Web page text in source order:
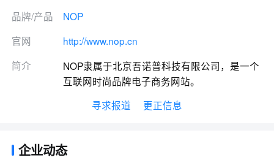
品牌/产品
NOP
官网
http://www.nop.cn
简介
NOP隶属于北京吾诺普科技有限公司，是一个
互联网时尚品牌电子商务网站。
寻求报道
更正信息
企业动态